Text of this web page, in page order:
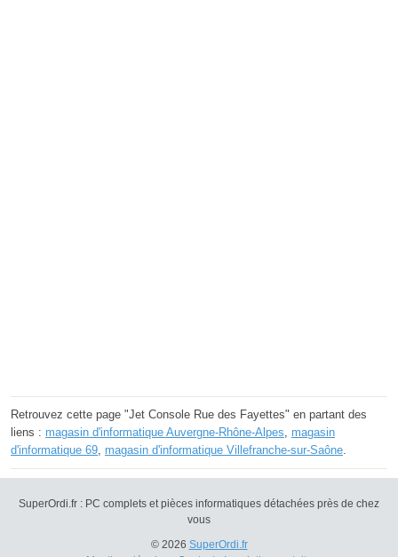
Retrouvez cette page "Jet Console Rue des Fayettes" en partant des
liens : magasin d'informatique Auvergne-Rhône-Alpes, magasin
d'informatique 69, magasin d'informatique Villefranche-sur-Saône.
SuperOrdi.fr : PC complets et pièces informatiques détachées près de chez
vous
© 2026 SuperOrdi.fr